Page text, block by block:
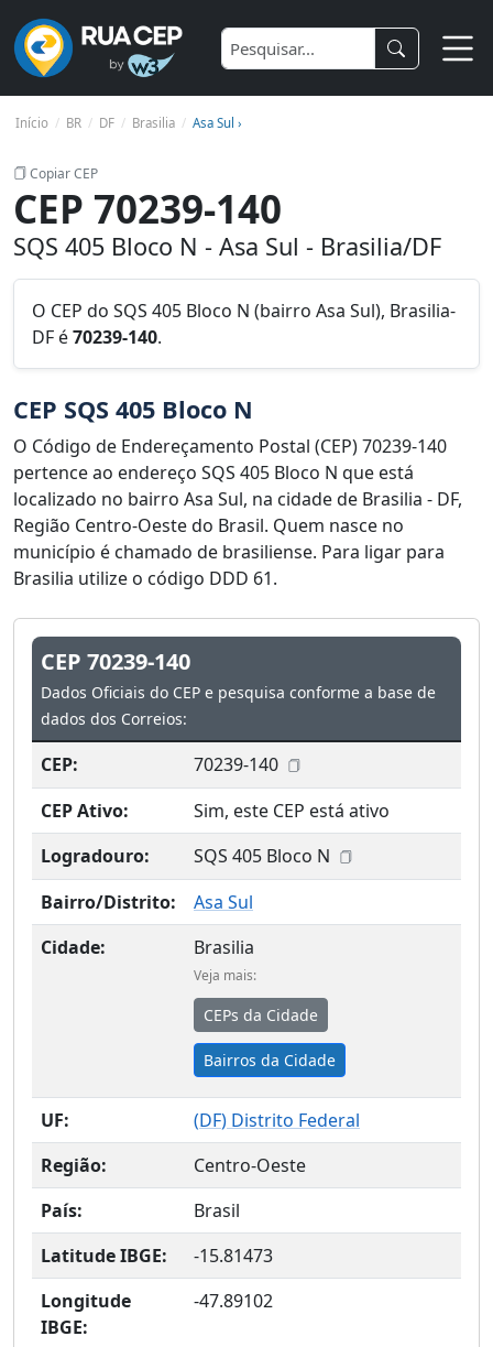
Início BR DF Brasilia Asa Sul ›
Copiar CEP
CEP 70239-140
SQS 405 Bloco N - Asa Sul - Brasilia/DF
O CEP do SQS 405 Bloco N (bairro Asa Sul), Brasilia-
DF é70239-140.
CEP SQS 405 Bloco N
O Código de Endereçamento Postal (CEP) 70239-140
pertence ao endereço SQS 405 Bloco N que está
localizado no bairro Asa Sul, na cidade de Brasilia - DF,
Região Centro-Oeste do Brasil. Quem nasce no
município é chamado de brasiliense. Para ligar para
Brasilia utilize o código DDD 61.
CEP 70239-140
Dados Oficiais do CEP e pesquisa conforme a base de
dados dos Correios:
CEP:
70239-140
CEP Ativo:
Sim, este CEP está ativo
Logradouro:
SQS 405 Bloco N
Bairro/Distrito:
Asa Sul
Cidade:
Brasilia
Veja mais:
CEPs da Cidade
Bairros da Cidade
UF: (DF) Distrito Federal
Região:
Centro-Oeste
País:
Brasil
Latitude IBGE:
-15.81473
Longitude
IBGE:
-47.89102